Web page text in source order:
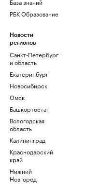
База знаний
РБК Образование
Новости
регионов
Санкт-Петербург
и область
Екатеринбург
Новосибирск
Омск
Башкортостан
Вологодская
область
Калининград
Краснодарский
край
Нижний
Новгород